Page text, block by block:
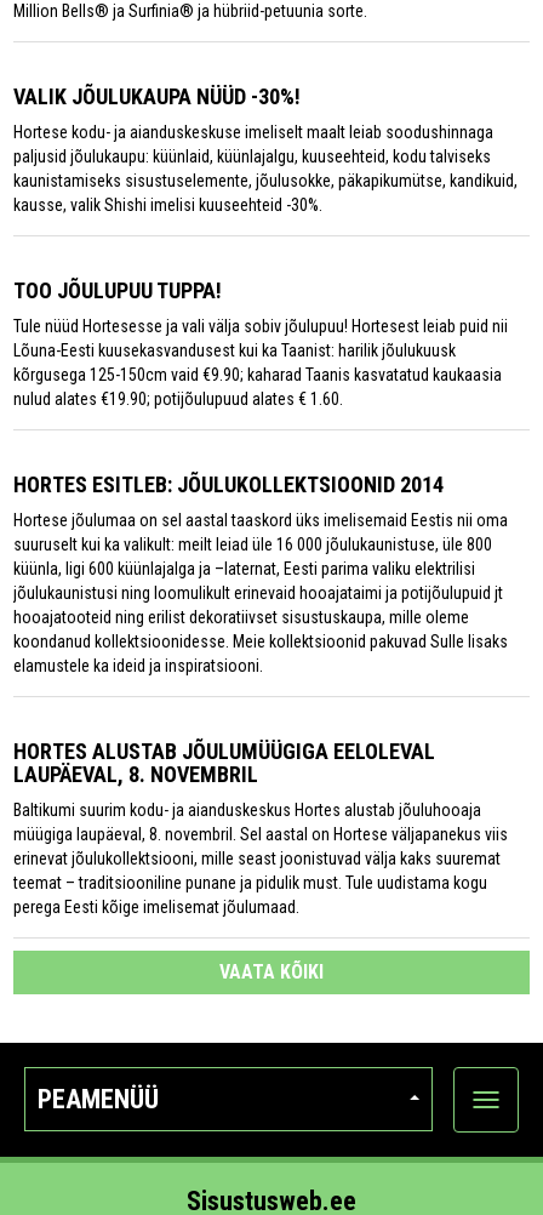
Million Bells® ja Surfinia® ja hübriid-petuunia sorte.
VALIK JÕULUKAUPA NÜÜD -30%!
Hortese kodu- ja aianduskeskuse imeliselt maalt leiab soodushinnaga
paljusid jõulukaupu: küünlaid, küünlajalgu, kuuseehteid, kodu talviseks
kaunistamiseks sisustuselemente, jõulusokke, päkapikumütse, kandikuid,
kausse, valik Shishi imelisi kuuseehteid -30%.
TOO JÕULUPUU TUPPA!
Tule nüüd Hortesesse ja vali välja sobiv jõulupuu! Hortesest leiab puid nii
Lõuna-Eesti kuusekasvandusest kui ka Taanist: harilik jõulukuusk
kõrgusega 125-150cm vaid €9.90; kaharad Taanis kasvatatud kaukaasia
nulud alates €19.90; potijõulupuud alates € 1.60.
HORTES ESITLEB: JÕULUKOLLEKTSIOONID 2014
Hortese jõulumaa on sel aastal taaskord üks imelisemaid Eestis nii oma
suuruselt kui ka valikult: meilt leiad üle 16 000 jõulukaunistuse, üle 800
küünla, ligi 600 küünlajalga ja –laternat, Eesti parima valiku elektrilisi
jõulukaunistusi ning loomulikult erinevaid hooajataimi ja potijõulupuid jt
hooajatooteid ning erilist dekoratiivset sisustuskaupa, mille oleme
koondanud kollektsioonidesse. Meie kollektsioonid pakuvad Sulle lisaks
elamustele ka ideid ja inspiratsiooni.
HORTES ALUSTAB JÕULUMÜÜGIGA EELOLEVAL
LAUPÄEVAL, 8. NOVEMBRIL
Baltikumi suurim kodu- ja aianduskeskus Hortes alustab jõuluhooaja
müügiga laupäeval, 8. novembril. Sel aastal on Hortese väljapanekus viis
erinevat jõulukollektsiooni, mille seast joonistuvad välja kaks suuremat
teemat – traditsiooniline punane ja pidulik must. Tule uudistama kogu
perega Eesti kõige imelisemat jõulumaad.
VAATA KÕIKI
PEAMENÜÜ
Ava
Sisustusweb.ee